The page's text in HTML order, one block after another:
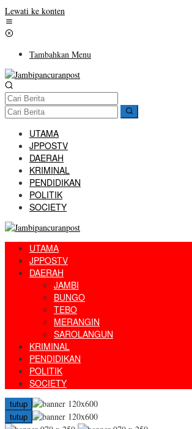
Lewati ke konten
Tambahkan Menu
UTAMA
JPPOSTV
DAERAH
KRIMINAL
PENDIDIKAN
POLITIK
SOCIETY
UTAMA
JPPOSTV
DAERAH
JAMBI
BUNGO
TEBO
MERANGIN
SAROLANGUN
KRIMINAL
PENDIDIKAN
POLITIK
SOCIETY
tutup
tutup